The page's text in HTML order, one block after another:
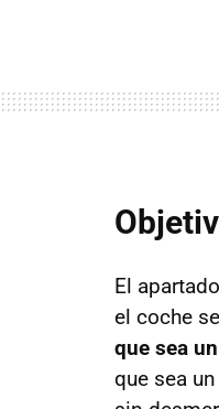
El
el coche
que sea
que sea